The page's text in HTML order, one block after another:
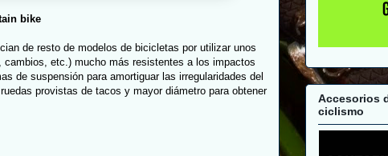
bike
de resto de modelos de bicicletas por utilizar unos
cambios, etc.) mucho más resistentes a los impactos
de suspensión para amortiguar las irregularidades del
provistas de tacos y mayor diámetro para obtener
Accesorios
ciclismo